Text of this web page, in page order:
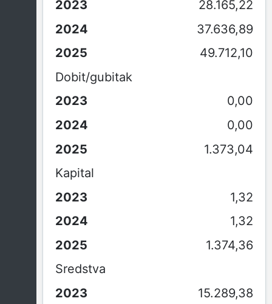
28.165,22
37.636,89
49.712,10
Dobit/gubitak
0,00
0,00
1.373,04
Kapital
1,32
1,32
1.374,36
Sredstva
15.289,38